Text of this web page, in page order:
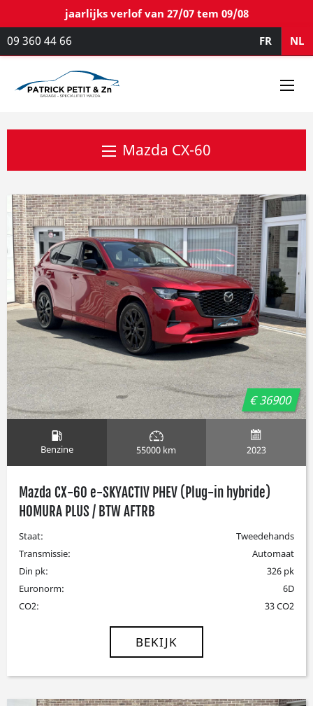
jaarlijks verlof van 27/07 tem 09/08
09 360 44 66 FR NL
Mazda CX-60
€ 36900
Benzine 55000 km 2023
Mazda CX-60 e-SKYACTIV PHEV (Plug-in hybride)
HOMURA PLUS / BTW AFTRB
Staat:
Tweedehands
Transmissie:
Automaat
Din pk:
326 pk
Euronorm:
6D
CO2:
33 CO2
BEKIJK